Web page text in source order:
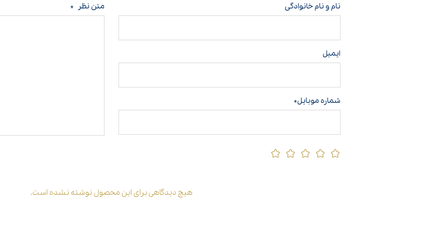
نام و نام خانوادگی
ایمیل
شماره موبایل*
متن نظر *
هیچ دیدگاهی برای این محصول نوشته نشده است.